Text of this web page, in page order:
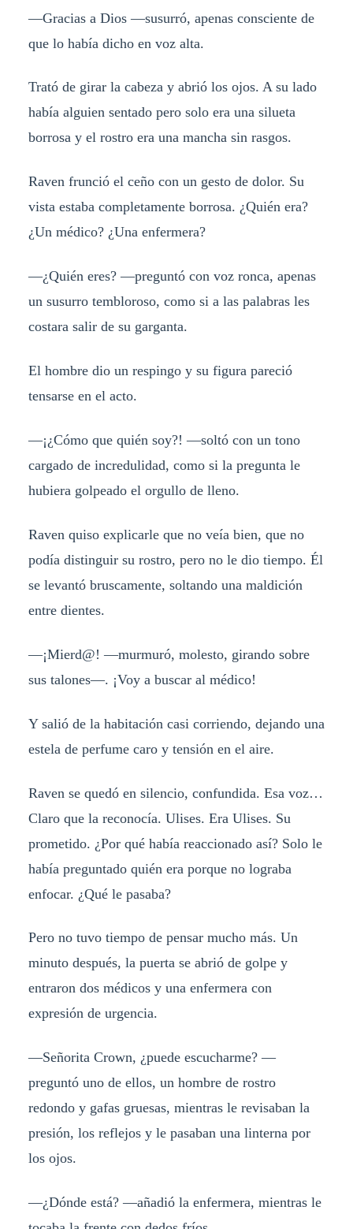
—Gracias a Dios —susurró, apenas consciente de
que lo había dicho en voz alta.
Trató de girar la cabeza y abrió los ojos. A su lado
había alguien sentado pero solo era una silueta
borrosa y el rostro era una mancha sin rasgos.
Raven frunció el ceño con un gesto de dolor. Su
vista estaba completamente borrosa. ¿Quién era?
¿Un médico? ¿Una enfermera?
—¿Quién eres? —preguntó con voz ronca, apenas
un susurro tembloroso, como si a las palabras les
costara salir de su garganta.
El hombre dio un respingo y su figura pareció
tensarse en el acto.
—¡¿Cómo que quién soy?! —soltó con un tono
cargado de incredulidad, como si la pregunta le
hubiera golpeado el orgullo de lleno.
Raven quiso explicarle que no veía bien, que no
podía distinguir su rostro, pero no le dio tiempo. Él
se levantó bruscamente, soltando una maldición
entre dientes.
—¡Mierd@! —murmuró, molesto, girando sobre
sus talones—. ¡Voy a buscar al médico!
Y salió de la habitación casi corriendo, dejando una
estela de perfume caro y tensión en el aire.
Raven se quedó en silencio, confundida. Esa voz…
Claro que la reconocía. Ulises. Era Ulises. Su
prometido. ¿Por qué había reaccionado así? Solo le
había preguntado quién era porque no lograba
enfocar. ¿Qué le pasaba?
Pero no tuvo tiempo de pensar mucho más. Un
minuto después, la puerta se abrió de golpe y
entraron dos médicos y una enfermera con
expresión de urgencia.
—Señorita Crown, ¿puede escucharme? —
preguntó uno de ellos, un hombre de rostro
redondo y gafas gruesas, mientras le revisaban la
presión, los reflejos y le pasaban una linterna por
los ojos.
—¿Dónde está? —añadió la enfermera, mientras le